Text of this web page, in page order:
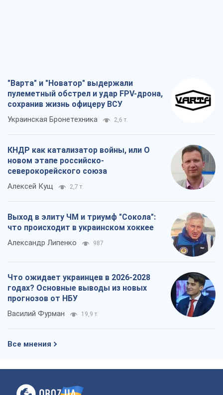
"Варта" и "Новатор" выдержали
пулеметный обстрел и удар FPV-дрона,
сохранив жизнь офицеру ВСУ
Украинская Бронетехника 2,6 т.
КНДР как катализатор войны, или О
новом этапе российско-
северокорейского союза
Алексей Кущ 2,7 т.
Выход в элиту ЧМ и триумф "Сокола":
что происходит в украинском хоккее
Александр Липенко 987
Что ожидает украинцев в 2026-2028
годах? Основные выводы из новых
прогнозов от НБУ
Василий Фурман 19,9 т.
Все мнения